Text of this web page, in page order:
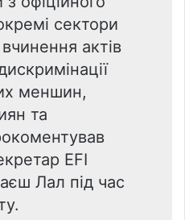
сектори
актів
меншин,
та
EFI
Лал під час